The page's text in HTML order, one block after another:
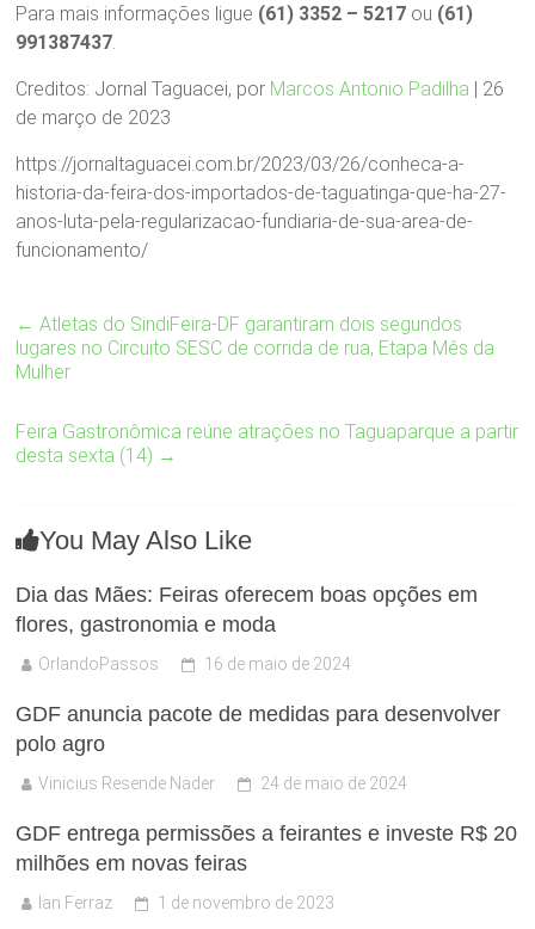
Para mais informações ligue (61) 3352 – 5217 ou (61)
991387437.
Creditos: Jornal Taguacei, por Marcos Antonio Padilha | 26
de março de 2023
https://jornaltaguacei.com.br/2023/03/26/conheca-a-
historia-da-feira-dos-importados-de-taguatinga-que-ha-27-
anos-luta-pela-regularizacao-fundiaria-de-sua-area-de-
funcionamento/
← Atletas do SindiFeira-DF garantiram dois segundos
lugares no Circuito SESC de corrida de rua, Etapa Mês da
Mulher
Feira Gastronômica reúne atrações no Taguaparque a partir
desta sexta (14) →
You May Also Like
Dia das Mães: Feiras oferecem boas opções em
flores, gastronomia e moda
OrlandoPassos 16 de maio de 2024
GDF anuncia pacote de medidas para desenvolver
polo agro
Vinicius Resende Nader 24 de maio de 2024
GDF entrega permissões a feirantes e investe R$ 20
milhões em novas feiras
Ian Ferraz 1 de novembro de 2023